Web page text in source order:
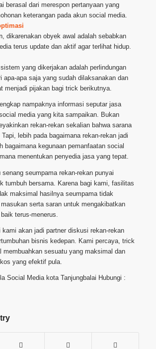
berasal dari merespon pertanyaan yang
keterangan pada akun social media.
dikarenakan obyek awal adalah sebabkan
terus update dan aktif agar terlihat hidup.
yang dikerjakan adalah perlindungan
apa-apa saja yang sudah dilaksanakan dan
menjadi pijakan bagi trick berikutnya.
nampaknya informasi seputar jasa
media yang kita sampaikan. Bukan
rekan-rekan sekalian bahwa sarana
lebih pada bagaimana rekan-rekan jadi
bagaimana kegunaan pemanfaatan social
menentukan penyedia jasa yang tepat.
seumpama rekan-rekan punyai
tumbuh bersama. Karena bagi kami, fasilitas
maksimal hasilnya seumpama tidak
serta saran untuk mengakibatkan
terus-menerus.
kami akan jadi partner diskusi rekan-rekan
bisnis kedepan. Kami percaya, trick
membuahkan sesuatu yang maksimal dan
yang efektif pula.
Social Media kota Tanjungbalai Hubungi :